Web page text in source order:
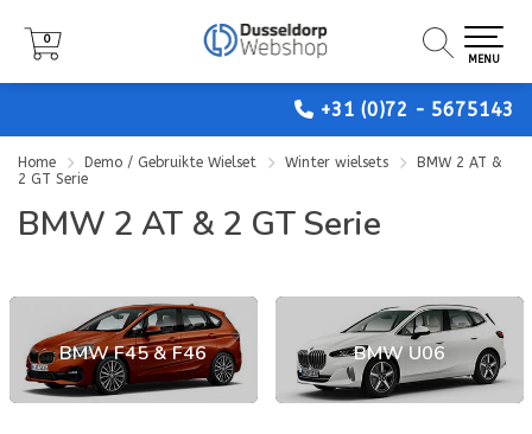
+31 (0)72 - 5675143
0
MENU
0
MENU
0
MENU
Home Demo / Gebruikte Wielset Winter wielsets
BMW 2 AT &
2 GT Serie
BMW 2 AT & 2 GT Serie
BMW F45 & F46 BMW U06